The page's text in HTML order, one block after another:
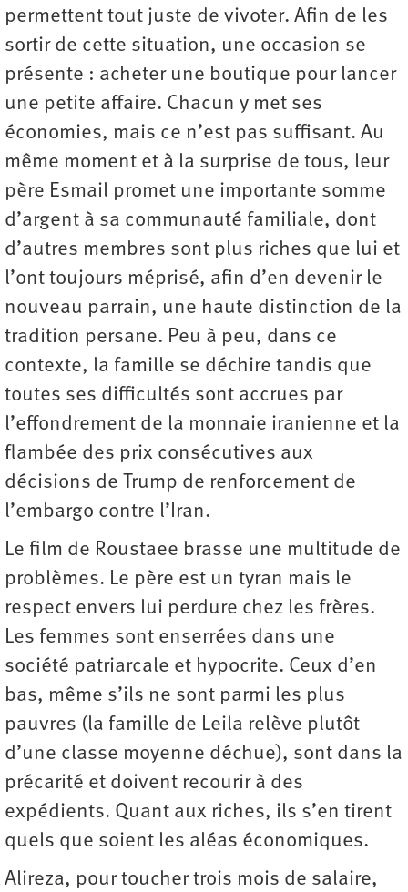
permettent tout juste de vivoter. Afin de les
sortir de cette situation, une occasion se
présente : acheter une boutique pour lancer
une petite affaire. Chacun y met ses
économies, mais ce n’est pas suffisant. Au
même moment et à la surprise de tous, leur
père Esmail promet une importante somme
d’argent à sa communauté familiale, dont
d’autres membres sont plus riches que lui et
l’ont toujours méprisé, afin d’en devenir le
nouveau parrain, une haute distinction de la
tradition persane. Peu à peu, dans ce
contexte, la famille se déchire tandis que
toutes ses difficultés sont accrues par
l’effondrement de la monnaie iranienne et la
flambée des prix consécutives aux
décisions de Trump de renforcement de
l’embargo contre l’Iran.
Le film de Roustaee brasse une multitude de
problèmes. Le père est un tyran mais le
respect envers lui perdure chez les frères.
Les femmes sont enserrées dans une
société patriarcale et hypocrite. Ceux d’en
bas, même s’ils ne sont parmi les plus
pauvres (la famille de Leila relève plutôt
d’une classe moyenne déchue), sont dans la
précarité et doivent recourir à des
expédients. Quant aux riches, ils s’en tirent
quels que soient les aléas économiques.
Alireza, pour toucher trois mois de salaire,